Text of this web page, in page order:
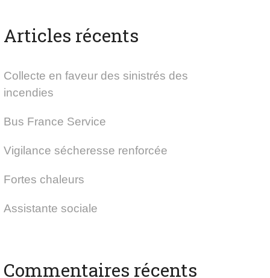
Articles récents
Collecte en faveur des sinistrés des
incendies
Bus France Service
Vigilance sécheresse renforcée
Fortes chaleurs
Assistante sociale
Commentaires récents